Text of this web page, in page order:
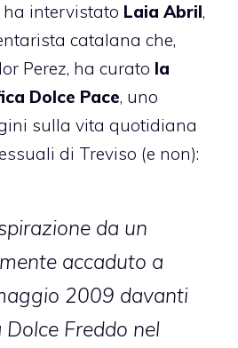
ha intervistato Laia Abril,
catalana che,
Perez, ha curato la
Dolce Pace, uno
sulla vita quotidiana
di Treviso (e non):
da un
accaduto a
2009 davanti
Freddo nel